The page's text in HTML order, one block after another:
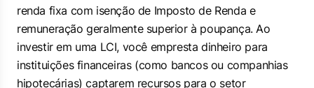
renda fixa com isenção de Imposto de Renda e
remuneração geralmente superior à poupança. Ao
investir em uma LCI, você empresta dinheiro para
instituições financeiras (como bancos ou companhias
hipotecárias) captarem recursos para o setor